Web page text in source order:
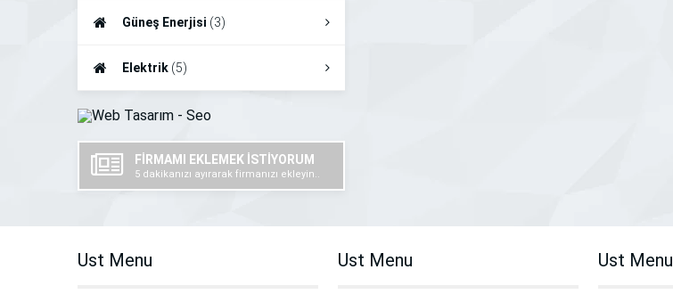
Güneş Enerjisi (3)
Elektrik (5)
FİRMAMI EKLEMEK İSTİYORUM
5 dakikanızı ayırarak firmanızı ekleyin..
Ust Menu Ust Menu Ust Menu